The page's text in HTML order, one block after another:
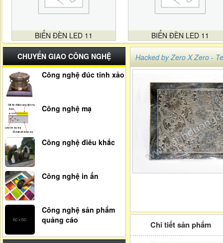
BIỂN ĐÈN LED 11 BIỂN ĐÈN LED 11
CHUYỂN GIAO CÔNG NGHỆ
Công nghệ đúc tinh xảo
Công nghệ mạ
Công nghệ điêu khắc
Công nghệ in ấn
Công nghệ sản phẩm
quảng cáo
Hacked by Zero X Zero -
Chi tiết sản phẩm